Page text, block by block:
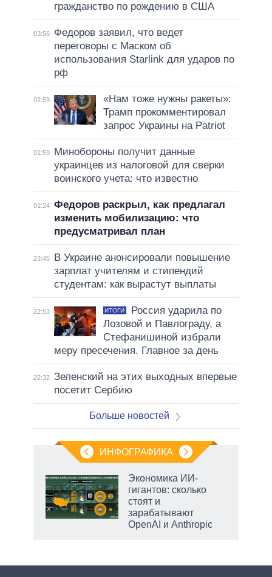
гражданство по рождению в США
03:56
Федоров заявил, что ведет
переговоры с Маском об
использования Starlink для ударов по
рф
02:59
«Нам тоже нужны ракеты»:
Трамп прокомментировал
запрос Украины на Patriot
01:59
Минобороны получит данные
украинцев из налоговой для сверки
воинского учета: что известно
01:24 Федоров раскрыл, как предлагал
изменить мобилизацию: что
предусматривал план
23:45
В Украине анонсировали повышение
зарплат учителям и стипендий
студентам: как вырастут выплаты
22:53 ИТОГИ
Россия ударила по
Лозовой и Павлограду, а
Стефанишиной избрали
меру пресечения. Главное за день
22:32 Зеленский на этих выходных впервые
посетит Сербию
Больше новостей
ИНФОГРАФИКА
Экономика ИИ-
гигантов: сколько
стоят и
зарабатывают
OpenAI и Anthropic